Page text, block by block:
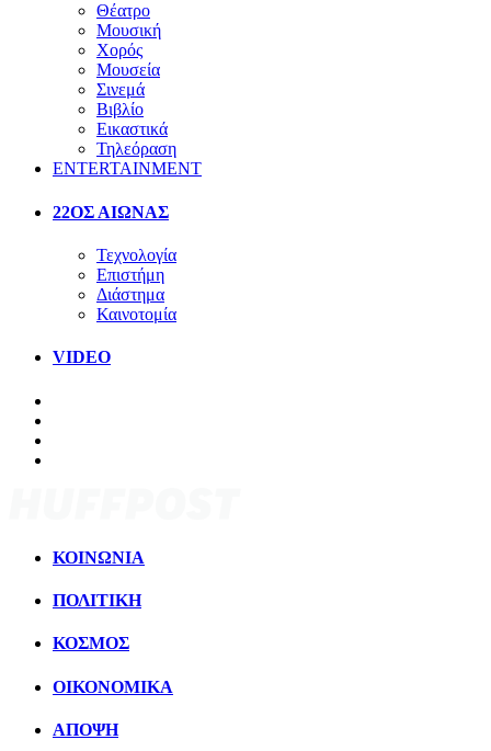
Θέατρο
Μουσική
Χορός
Μουσεία
Σινεμά
Βιβλίο
Εικαστικά
Τηλεόραση
ENTERTAINMENT
22ΟΣ ΑΙΩΝΑΣ
Τεχνολογία
Επιστήμη
Διάστημα
Καινοτομία
VIDEO
ΚΟΙΝΩΝΙΑ
ΠΟΛΙΤΙΚΗ
ΚΟΣΜΟΣ
ΟΙΚΟΝΟΜΙΚΑ
ΑΠΟΨΗ